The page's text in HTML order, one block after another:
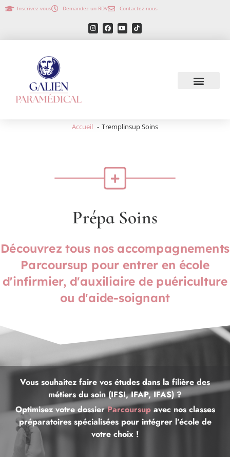
Inscrivez-vous Demandez un RDV Contactez-nous
Accueil Tremplinsup Soins
Prépa Soins
Découvrez tous nos accompagnements
Parcoursup pour entrer en école
d'infirmier, d'auxiliaire de puériculture
ou d'aide-soignant
Vous souhaitez faire vos études dans la filière des
métiers du soin (IFSI, IFAP, IFAS) ?
Optimisez votre dossierParcoursupavec nos classes
préparatoires spécialisées pour intégrer l’école de
votre choix !